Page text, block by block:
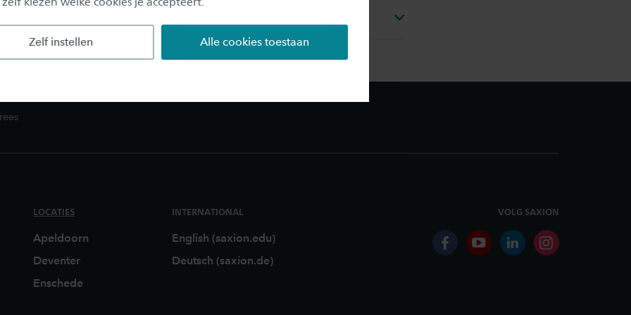
Zelf instellen Alle cookies toestaan
LOCATIES
Apeldoorn
Deventer
Enschede
INTERNATIONAL
English (saxion.edu)
Deutsch (saxion.de)
VOLG SAXION
facebookyoutubelinkedininstagram